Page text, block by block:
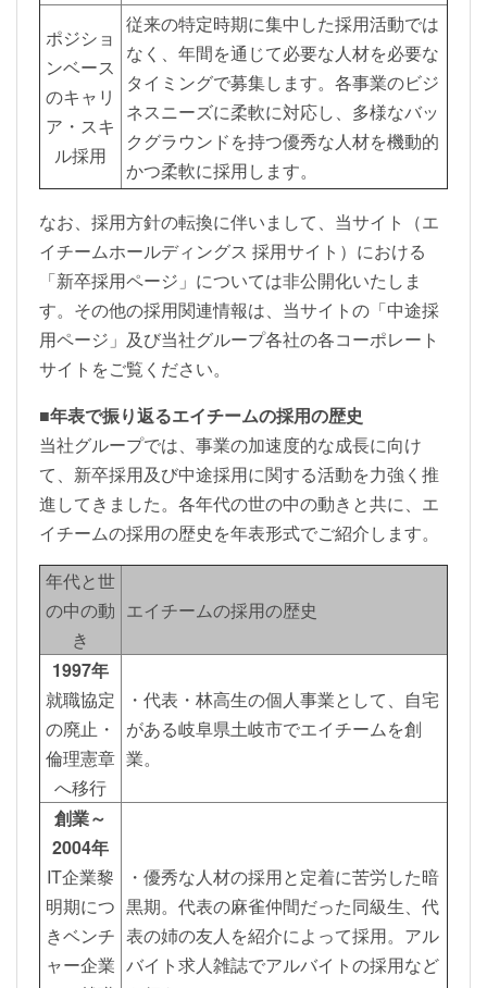
ポジショ
ンベース
のキャリ
ア・スキ
ル採用
従来の特定時期に集中した採用活動では
なく、年間を通じて必要な人材を必要な
タイミングで募集します。各事業のビジ
ネスニーズに柔軟に対応し、多様なバッ
クグラウンドを持つ優秀な人材を機動的
かつ柔軟に採用します。
なお、採用方針の転換に伴いまして、当サイト（エ
イチームホールディングス 採用サイト）における
「新卒採用ページ」については非公開化いたしま
す。その他の採用関連情報は、当サイトの「中途採
用ページ」及び当社グループ各社の各コーポレート
サイトをご覧ください。
■年表で振り返るエイチームの採用の歴史
当社グループでは、事業の加速度的な成長に向け
て、新卒採用及び中途採用に関する活動を力強く推
進してきました。各年代の世の中の動きと共に、エ
イチームの採用の歴史を年表形式でご紹介します。
年代と世
の中の動
き
エイチームの採用の歴史
1997年
就職協定
の廃止・
倫理憲章
へ移行
・代表・林高生の個人事業として、自宅
がある岐阜県土岐市でエイチームを創
業。
創業～
2004年
IT企業黎
明期につ
きベンチ
ャー企業
・優秀な人材の採用と定着に苦労した暗
黒期。代表の麻雀仲間だった同級生、代
表の姉の友人を紹介によって採用。アル
バイト求人雑誌でアルバイトの採用など